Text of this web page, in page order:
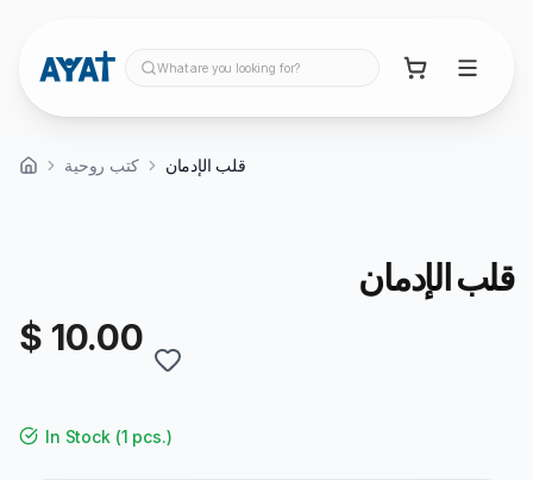
What are you looking for?
كتب روحية قلب الإدمان
قلب الإدمان
$ 10.00
In Stock(1 pcs.)